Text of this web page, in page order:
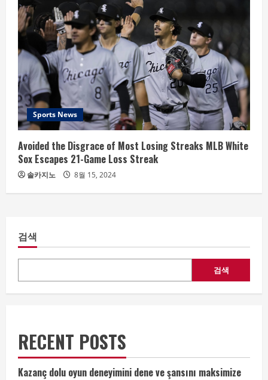
Sports News
Avoided the Disgrace of Most Losing Streaks MLB White
Sox Escapes 21-Game Loss Streak
솔카지노 8월 15, 2024
검색
검색
RECENT POSTS
Kazanç dolu oyun deneyimini dene ve şansını maksimize